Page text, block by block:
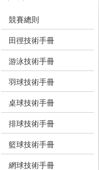
競賽總則
田徑技術手冊
游泳技術手冊
羽球技術手冊
桌球技術手冊
排球技術手冊
籃球技術手冊
網球技術手冊